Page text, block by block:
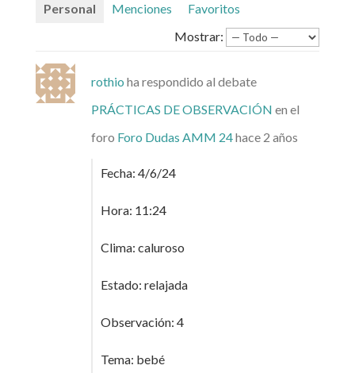
Personal Menciones
Favoritos
Mostrar:
rothio ha respondido al debate
PRÁCTICAS DE OBSERVACIÓN en el
foro Foro Dudas AMM 24hace 2 años
Fecha: 4/6/24
Hora: 11:24
Clima: caluroso
Estado: relajada
Observación: 4
Tema: bebé